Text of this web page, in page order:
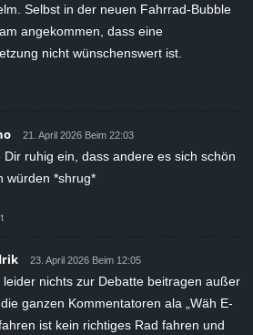
Selbst in der neuen Fahrrad-Bubble
angekommen, dass eine
nicht wünschenswert ist.
21. April 2026 Beim 22:03
Dir ruhig ein, dass andere es sich schön
würden *shrug*
23. April 2026 Beim 12:05
leider nichts zur Debatte beitragen außer
ganzen Kommentatoren ala „Wäh E-
ist kein richtiges Rad fahren und